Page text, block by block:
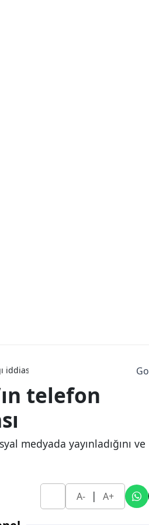
iddiası
telefon
medyada yayınladığını ve
A- | A+